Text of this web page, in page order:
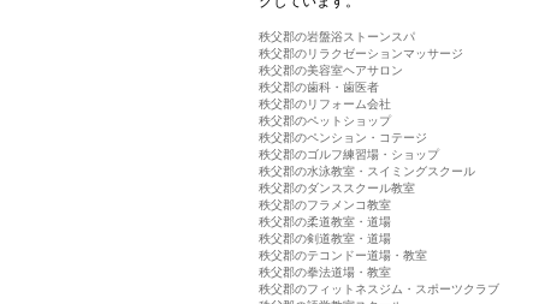
秩父郡の岩盤浴ストーンスパ
秩父郡のリラクゼーションマッサージ
秩父郡の美容室ヘアサロン
秩父郡の歯科・歯医者
秩父郡のリフォーム会社
秩父郡のペットショップ
秩父郡のペンション・コテージ
秩父郡のゴルフ練習場・ショップ
秩父郡の水泳教室・スイミングスクール
秩父郡のダンススクール教室
秩父郡のフラメンコ教室
秩父郡の柔道教室・道場
秩父郡の剣道教室・道場
秩父郡のテコンドー道場・教室
秩父郡の拳法道場・教室
秩父郡のフィットネスジム・スポーツクラブ